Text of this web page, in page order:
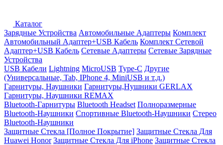
Каталог
Зарядные Устройства Автомобильные Адаптеры Комплект
Автомобильный Адаптер+USB Кабель Комплект Сетевой
Адаптер+USB Кабель Сетевые Адаптеры Сетевые Зарядные
Устройства
USB Кабели Lightning MicroUSB Type-C Другие
(Универсальные, Tab, IPhone 4, MiniUSB и т.д.)
Гарнитуры, Наушники Гарнитуры,Нушники GERLAX
Гарнитуры, Наушники REMAX
Bluetooth-Гарнитуры Bluetooth Headset Полноразмерные
Bluetooth-Наушники Спортивные Bluetooth-Наушники Стерео
Bluetooth-Наушники
Защитные Стекла [Полное Покрытие] Защитные Стекла Для
Huawei Honor Защитные Стекла Для iPhone Защитные Стекла